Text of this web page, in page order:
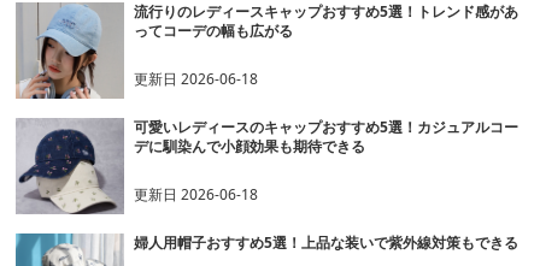
流行りのレディースキャップおすすめ5選！トレンド感があ
ってコーデの幅も広がる
更新日2026-06-18
可愛いレディースのキャップおすすめ5選！カジュアルコー
デに馴染んで小顔効果も期待できる
更新日2026-06-18
婦人用帽子おすすめ5選！上品な装いで紫外線対策もできる